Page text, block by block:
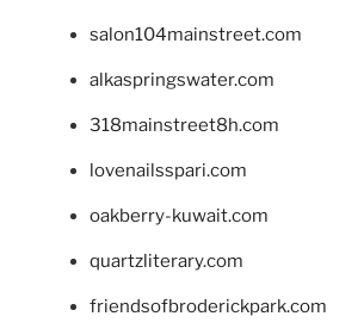
salon104mainstreet.com
alkaspringswater.com
318mainstreet8h.com
lovenailsspari.com
oakberry-kuwait.com
quartzliterary.com
friendsofbroderickpark.com